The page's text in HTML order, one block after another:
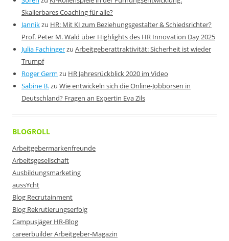
Skalierbares Coaching für alle?
Jannikzu HR: Mit KI zum Beziehungsgestalter & Schiedsrichter?
Prof. Peter M. Wald über Highlights des HR Innovation Day 2025
Julia Fachingerzu Arbeitgeberattraktivität: Sicherheit ist wieder
Trumpf
Roger Germ zu HR Jahresrückblick 2020 im Video
Sabine B.zu Wie entwickeln sich die Online-Jobbörsen in
Deutschland? Fragen an Expertin Eva Zils
BLOGROLL
Arbeitgebermarkenfreunde
Arbeitsgesellschaft
Ausbildungsmarketing
aussYcht
Blog Recrutainment
Blog Rekrutierungserfolg
Campusjäger HR-Blog
careerbuilder Arbeitgeber-Magazin